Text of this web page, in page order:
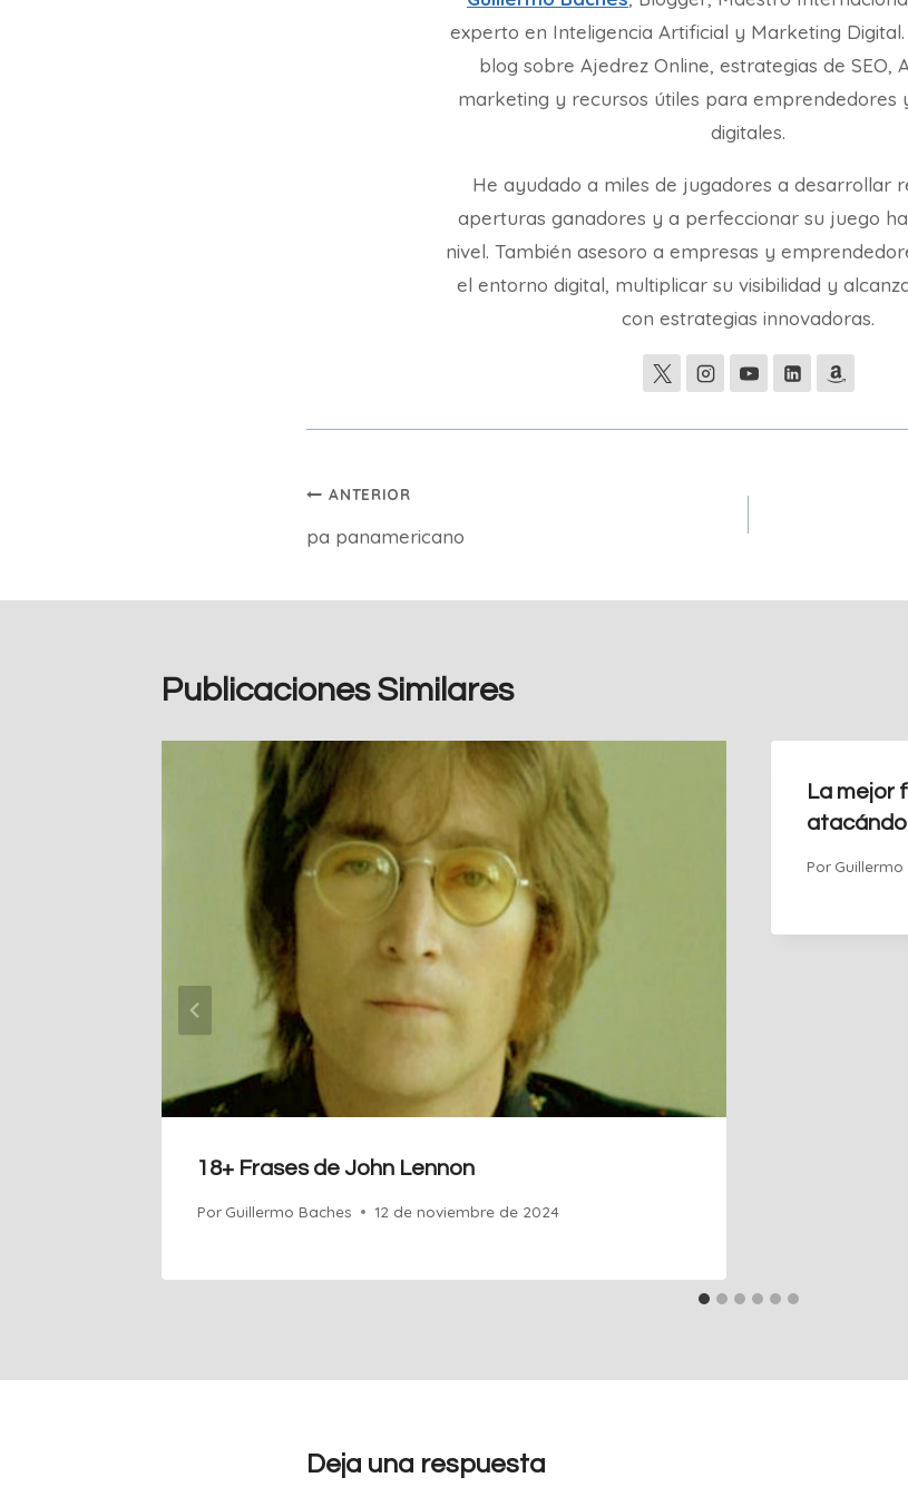
experto en Inteligencia Artificial y Marketing
blog sobre Ajedrez Online, estrategias de SEO,
marketing y recursos útiles para emprendedores
digitales.
He ayudado a miles de jugadores a desarrollar
aperturas ganadores y a perfeccionar su juego
nivel. También asesoro a empresas y
el entorno digital, multiplicar su visibilidad y
con estrategias innovadoras.
Navegación
de
entradas
ANTERIOR
pa panamericano
Publicaciones Similares
18+ Frases de John Lennon
Por Guillermo Baches 12 de noviembre de 2024
La mejor
Por Guillermo
Deja una respuesta